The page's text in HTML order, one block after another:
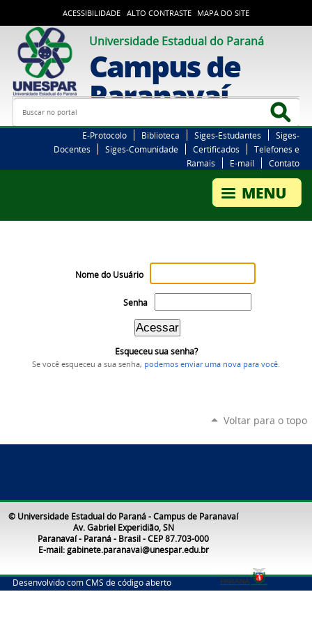
ACESSIBILIDADE ALTO CONTRASTE MAPA DO SITE
Universidade Estadual do Paraná
Campus de
Paranavaí
Busca
E-Protocolo Biblioteca Siges-Estudantes
Siges-
Docentes
Siges-Comunidade Certificados
Telefones e
Ramais
E-mail Contato
Nome do Usuário
Senha
Esqueceu sua senha?
Se você esqueceu a sua senha, podemos enviar uma nova para você
Voltar para o topo
© Universidade Estadual do Paraná - Campus de Paranavaí
Av. Gabriel Experidião, SN
Paranavaí - Paraná - Brasil - CEP 87.703-000
E-mail: gabinete.paranavai@unespar.edu.br
Desenvolvido com CMS de código aberto